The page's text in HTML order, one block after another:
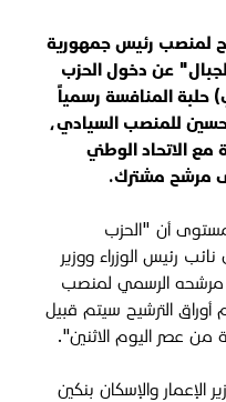
لمنصب رئيس جمهورية
عن دخول الحزب
حلبة المنافسة رسمياً
حسين للمنصب السيادي،
الاتحاد الوطني
مرشح مشترك.
أن "الحزب
رئيس الوزراء ووزير
مرشحه الرسمي لمنصب
الترشيح سيتم قبيل
من عصر اليوم الاثنين".
والإسكان بنكين